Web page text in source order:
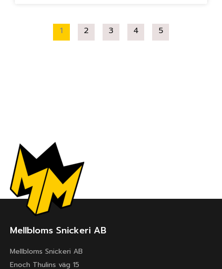
1 2 3 4 5
Mellbloms Snickeri AB
Mellbloms Snickeri AB
Enoch Thulins väg 15